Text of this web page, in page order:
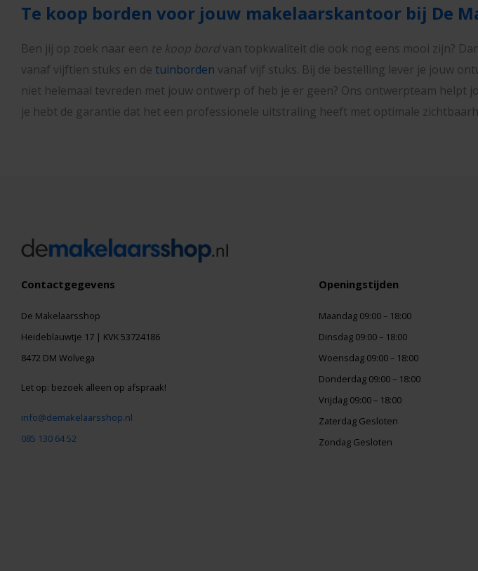
Te koop borden voor jouw makelaarskantoor bij De
Ben jij op zoek naar een te koop bordvan topkwaliteit die ook nog eens mooi zijn?
vanaf vijftien stuks en de tuinborden vanaf vijf stuks. Bij de bestelling lever je jouw
niet helemaal tevreden met jouw ontwerp of heb je er geen? Ons ontwerpteam
je hebt de garantie dat het een professionele uitstraling heeft met optimale
Contactgegevens
De Makelaarsshop
Heideblauwtje 17 | KVK 53724186
8472 DM Wolvega
Let op: bezoek alleen op afspraak!
info@demakelaarsshop.nl
085 130 64 52
Openingstijden
Maandag 09:00 – 18:00
Dinsdag 09:00 – 18:00
Woensdag 09:00 – 18:00
Donderdag 09:00 – 18:00
Vrijdag 09:00 – 18:00
Zaterdag Gesloten
Zondag Gesloten